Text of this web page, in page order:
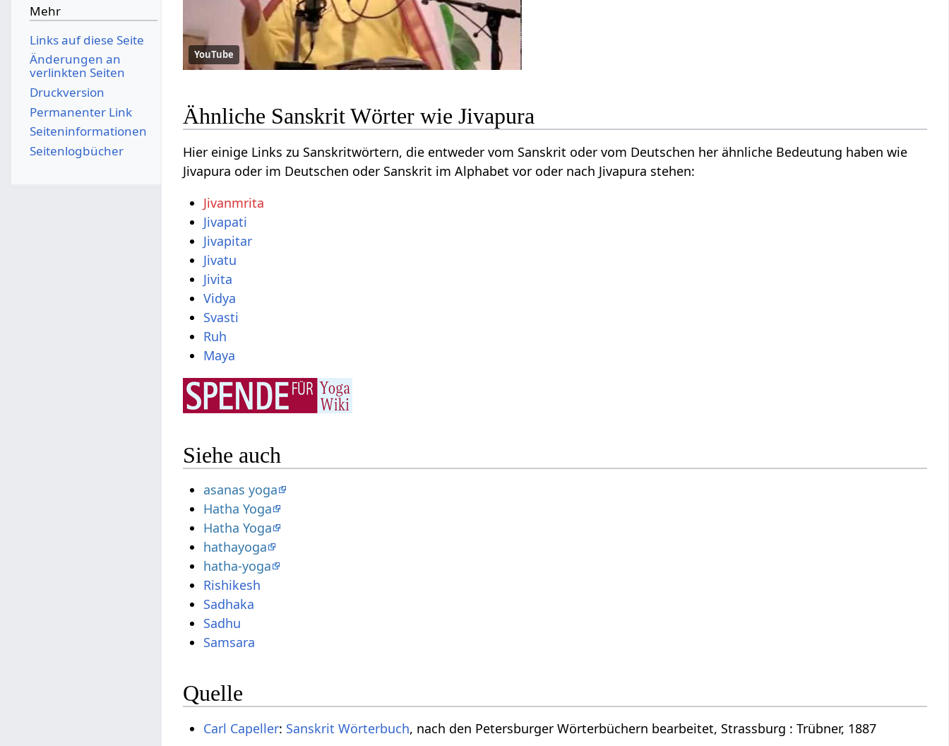
YouTube
Ähnliche Sanskrit Wörter wie Jivapura
Hier einige Links zu Sanskritwörtern, die entweder vom Sanskrit oder vom Deutschen her ähnliche Bedeutung haben wie
Jivapura oder im Deutschen oder Sanskrit im Alphabet vor oder nach Jivapura stehen:
Jivanmrita
Jivapati
Jivapitar
Jivatu
Jivita
Vidya
Svasti
Ruh
Maya
Siehe auch
asanas yoga
Hatha Yoga
Hatha Yoga
hathayoga
hatha-yoga
Rishikesh
Sadhaka
Sadhu
Samsara
Quelle
Carl Capeller: Sanskrit Wörterbuch, nach den Petersburger Wörterbüchern bearbeitet, Strassburg : Trübner, 1887
Mehr
Links auf diese Seite
Änderungen an
verlinkten Seiten
Druckversion
Permanenter Link
Seiten­­informationen
Seitenlogbücher